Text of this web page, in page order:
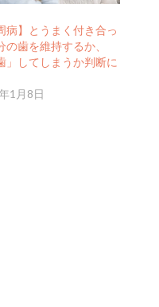
病】とうまく付き合っ
の歯を維持するか、
」してしまうか判断に
1月8日